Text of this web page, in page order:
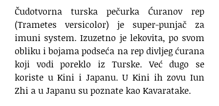
Čudotvorna turska pečurka Ćuranov rep
(Trametes versicolor) je super-punjač za
imuni system. Izuzetno je lekovita, po svom
obliku i bojama podseća na rep divljeg ćurana
koji vodi poreklo iz Turske. Već dugo se
koriste u Kini i Japanu. U Kini ih zovu Iun
Zhi a u Japanu su poznate kao Kavaratake.